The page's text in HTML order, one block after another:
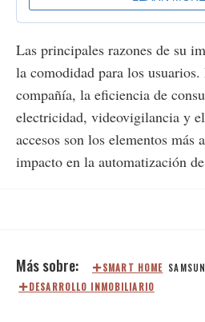
Las principales razones de su
la comodidad para los
compañía, la eficiencia de
electricidad, videovigilancia y
accesos son los elementos más
impacto en la automatización
SMART HOME
DESARROLLO INMOBILIARIO